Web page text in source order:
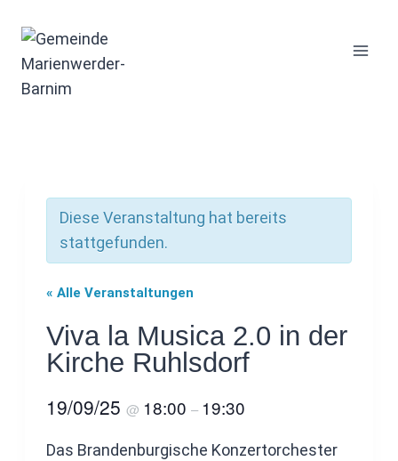
Inhalt
springen
Diese Veranstaltung hat bereits
stattgefunden.
« Alle Veranstaltungen
Viva la Musica 2.0 in der
Kirche Ruhlsdorf
19/09/25 @ 18:00 – 19:30
Das Brandenburgische Konzertorchester